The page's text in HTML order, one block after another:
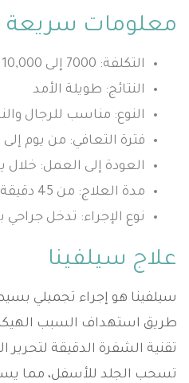
معلومات سريعة
التكلفة: 7000 إلى 10,000 درهم إماراتي
النتائج: طويلة الأمد
النوع: مناسب للرجال
فترة التعافي: من يوم
العودة إلى العمل: خلال
مدة العلاج: من 45 دقيقة إلى ساعة
نوع الإجراء: تدخل
علاج سيلفينا
سيلفينا هو إجراء تجميلي
طريق استهداف السبب
تقنية الشفرة الدقيقة لتحرير
تسحب الجلد للأسفل، مما